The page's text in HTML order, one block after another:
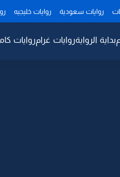
روايات سعودية روايات خليجيه
بداية الروايةروايات غرامروايات